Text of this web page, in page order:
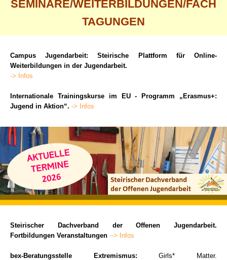
SEMINARE/WEITERBILDUNGEN/FACH
TAGUNGEN
Campus Jugendarbeit: Steirische Plattform für Online-
Weiterbildungen in der Jugendarbeit.
-> Infos
Internationale Trainingskurse im EU - Programm „Erasmus+:
Jugend in Aktion“. -> Infos
Steirischer Dachverband der Offenen Jugendarbeit.
Fortbildungen Veranstaltungen --> Infos
bex-Beratungsstelle Extremismus:Girls* Matter.